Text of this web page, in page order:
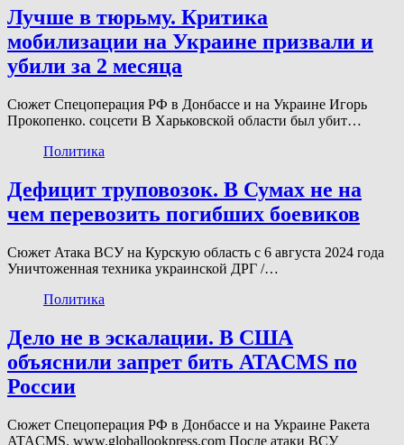
Лучше в тюрьму. Критика
мобилизации на Украине призвали и
убили за 2 месяца
Сюжет Спецоперация РФ в Донбассе и на Украине Игорь
Прокопенко. соцсети В Харьковской области был убит…
Политика
Дефицит труповозок. В Сумах не на
чем перевозить погибших боевиков
Сюжет Атака ВСУ на Курскую область с 6 августа 2024 года
Уничтоженная техника украинской ДРГ /…
Политика
Дело не в эскалации. В США
объяснили запрет бить ATACMS по
России
Сюжет Спецоперация РФ в Донбассе и на Украине Ракета
ATACMS. www.globallookpress.com После атаки ВСУ